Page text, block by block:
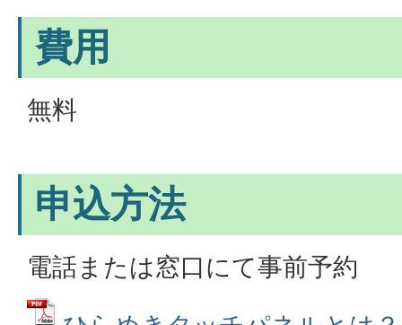
費用
無料
申込方法
電話または窓口にて事前予約